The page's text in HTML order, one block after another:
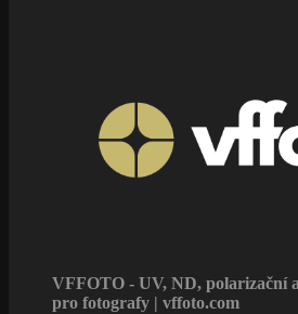
VFFOTO - UV, ND, polarizační
pro fotografy | vffoto.com